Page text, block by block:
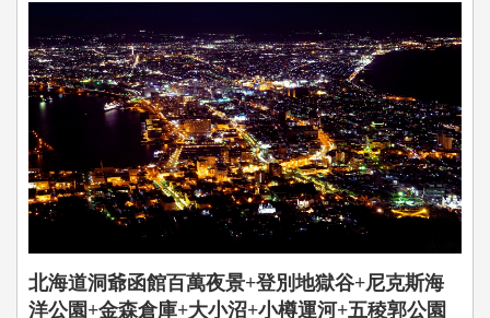
北海道洞爺函館百萬夜景+登別地獄谷+尼克斯海
洋公園+金森倉庫+大小沼+小樽運河+五稜郭公園